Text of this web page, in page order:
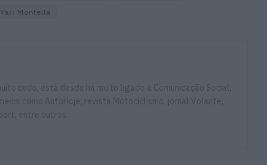
Yari Montella
cedo, está desde há muito ligado à Comunicação Social,
como AutoHoje, revista Motociclismo, jornal Volante,
entre outros.